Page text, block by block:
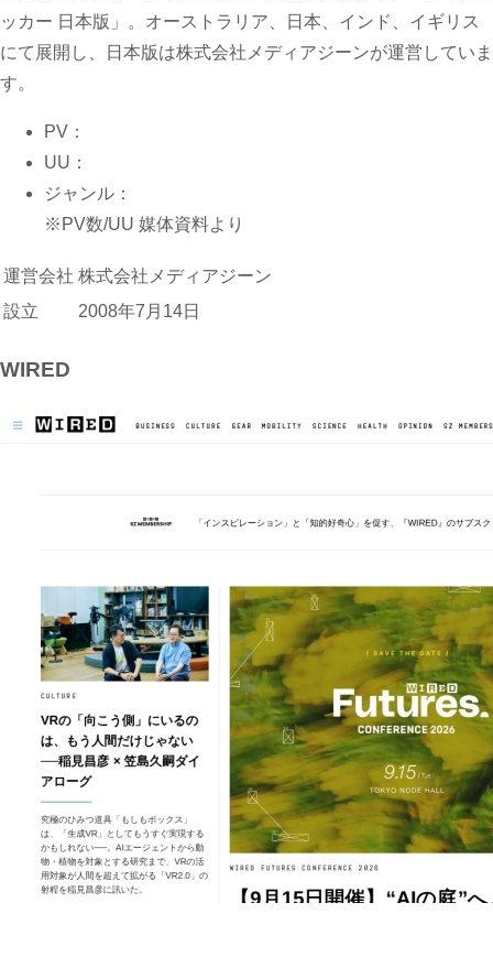
ッカー 日本版」。オーストラリア、日本、インド、イギリス
にて展開し、日本版は株式会社メディアジーンが運営していま
す。
PV：
UU：
ジャンル：
※PV数/UU 媒体資料より
運営会社 株式会社メディアジーン
設立
2008年7月14日
WIRED